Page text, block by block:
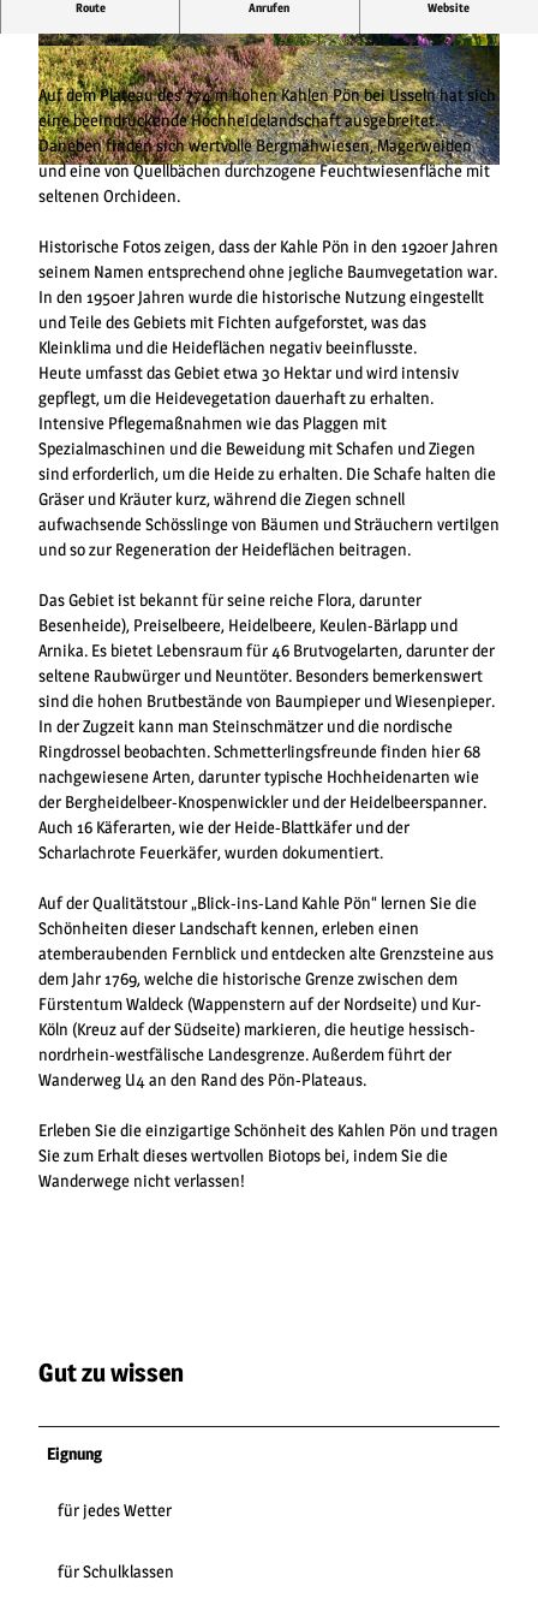
© Miro Gronau | CC-BY-SA
© Klaus-Peter Kappest, Rothaarsteig e.V. |
CC-BY-SA
© Sophia Beyer, Tourist-Information Willingen
|CC-BY-SA
Route Anrufen Website
Ein Juwel der Hochheide bei Usseln
Auf dem Plateau des 774 m hohen Kahlen Pön bei Usseln hat sich
eine beeindruckende Hochheidelandschaft ausgebreitet.
Daneben finden sich wertvolle Bergmähwiesen, Magerweiden
und eine von Quellbächen durchzogene Feuchtwiesenfläche mit
seltenen Orchideen.
Historische Fotos zeigen, dass der Kahle Pön in den 1920er Jahren
seinem Namen entsprechend ohne jegliche Baumvegetation war.
In den 1950er Jahren wurde die historische Nutzung eingestellt
und Teile des Gebiets mit Fichten aufgeforstet, was das
Kleinklima und die Heideflächen negativ beeinflusste.
Heute umfasst das Gebiet etwa 30 Hektar und wird intensiv
gepflegt, um die Heidevegetation dauerhaft zu erhalten.
Intensive Pflegemaßnahmen wie das Plaggen mit
Spezialmaschinen und die Beweidung mit Schafen und Ziegen
sind erforderlich, um die Heide zu erhalten. Die Schafe halten die
Gräser und Kräuter kurz, während die Ziegen schnell
aufwachsende Schösslinge von Bäumen und Sträuchern vertilgen
und so zur Regeneration der Heideflächen beitragen.
Das Gebiet ist bekannt für seine reiche Flora, darunter
Besenheide), Preiselbeere, Heidelbeere, Keulen-Bärlapp und
Arnika. Es bietet Lebensraum für 46 Brutvogelarten, darunter der
seltene Raubwürger und Neuntöter. Besonders bemerkenswert
sind die hohen Brutbestände von Baumpieper und Wiesenpieper.
In der Zugzeit kann man Steinschmätzer und die nordische
Ringdrossel beobachten. Schmetterlingsfreunde finden hier 68
nachgewiesene Arten, darunter typische Hochheidenarten wie
der Bergheidelbeer-Knospenwickler und der Heidelbeerspanner.
Auch 16 Käferarten, wie der Heide-Blattkäfer und der
Scharlachrote Feuerkäfer, wurden dokumentiert.
Auf der Qualitätstour „Blick-ins-Land Kahle Pön“ lernen Sie die
Schönheiten dieser Landschaft kennen, erleben einen
atemberaubenden Fernblick und entdecken alte Grenzsteine aus
dem Jahr 1769, welche die historische Grenze zwischen dem
Fürstentum Waldeck (Wappenstern auf der Nordseite) und Kur-
Köln (Kreuz auf der Südseite) markieren, die heutige hessisch-
nordrhein-westfälische Landesgrenze. Außerdem führt der
Wanderweg U4 an den Rand des Pön-Plateaus.
Erleben Sie die einzigartige Schönheit des Kahlen Pön und tragen
Sie zum Erhalt dieses wertvollen Biotops bei, indem Sie die
Wanderwege nicht verlassen!
Gut zu wissen
Eignung
für jedes Wetter
für Schulklassen